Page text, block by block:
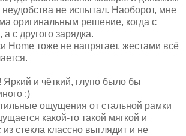
неудобства не испытал. Наоборот, мне
оригинальным решение, когда с
с другого зарядка.
Home тоже не напрягает, жестами всё
Яркий и чёткий, глупо было бы
:)
ощущения от стальной рамки
какой-то такой мягкой и
стекла классно выглядит и не